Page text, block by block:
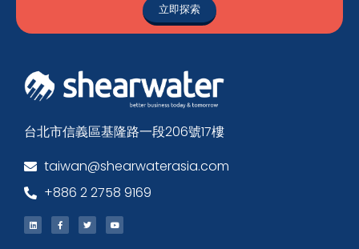
立即探索
台北市信義區基隆路一段206號17樓
taiwan@shearwaterasia.com
+886 2 2758 9169